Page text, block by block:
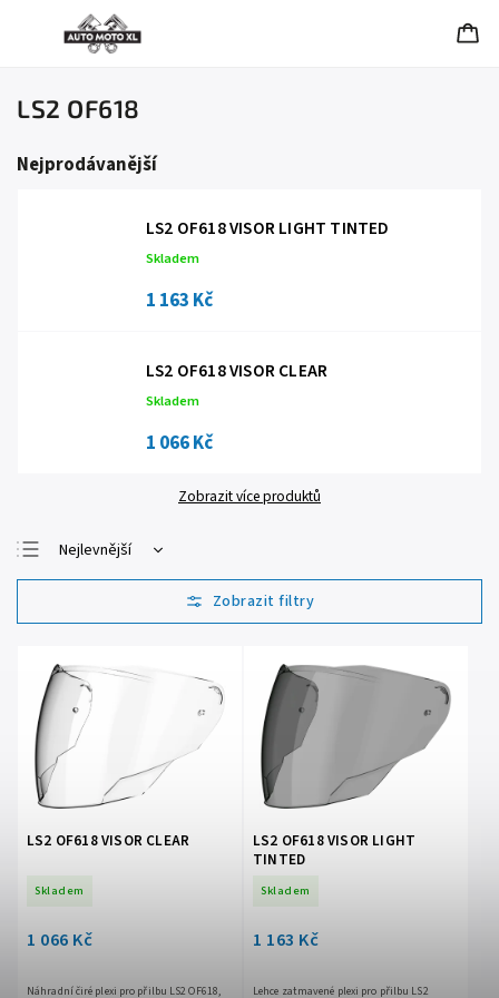
LS2 OF618
Nejprodávanější
LS2 OF618 VISOR LIGHT TINTED
Skladem
1 163 Kč
LS2 OF618 VISOR CLEAR
Skladem
1 066 Kč
Zobrazit více produktů
Nejlevnější
Nejdražší
Nejprodávanější
LS2 OF618 VISOR CLEAR
Skladem
1 066 Kč
Náhradní čiré plexi pro přilbu LS2 OF618,
LS2 OF618 VISOR LIGHT
TINTED
Skladem
1 163 Kč
Lehce zatmavené plexi pro přilbu LS2